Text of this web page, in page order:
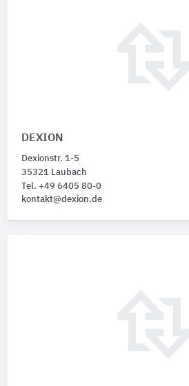
DEXION
Dexionstr. 1-5
35321 Laubach
Tel. +49 6405 80-0
kontakt@dexion.de